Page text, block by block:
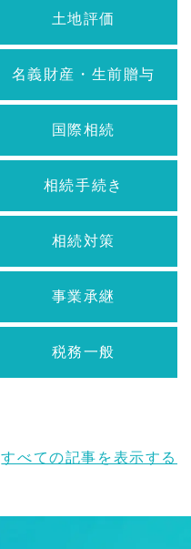
土地評価
名義財産・生前贈与
国際相続
相続手続き
相続対策
事業承継
税務一般
すべての記事を表示する